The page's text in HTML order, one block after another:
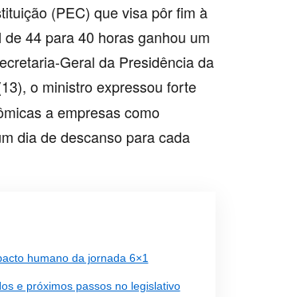
(PEC) que visa pôr fim à
44 para 40 horas ganhou um
Geral da Presidência da
o ministro expressou forte
a empresas como
dia de descanso para cada
humano da jornada 6×1
e próximos passos no legislativo